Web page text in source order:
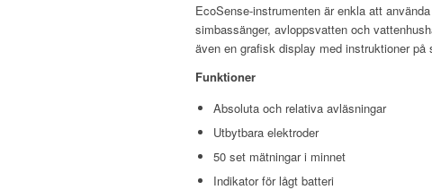
EcoSense-instrumenten är enkla att
simbassänger, avloppsvatten och
även en grafisk display med instruktioner på
Funktioner
Absoluta och relativa avläsningar
Utbytbara elektroder
50 set mätningar i minnet
Indikator för lågt batteri